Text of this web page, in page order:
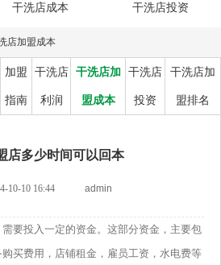
干洗店成本 干洗店投资
店加盟成本
加盟
指南
干洗店
利润
干洗店加
盟成本
干洗店
投资
干洗店加
盟排名
店多少时间可以回本
10-10 16:44 admin
投入一定的资金。这部分资金，主要包
购买费用，店铺租金，雇员工资，水电费等